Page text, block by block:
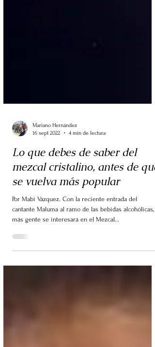
16 sept 2022
4 min de lectura
Lo que debes de saber del
mezcal cristalino, antes de que
se vuelva más popular
Por Mabi Vázquez. Con la reciente entrada del
más gente se interesará en el Mezcal...